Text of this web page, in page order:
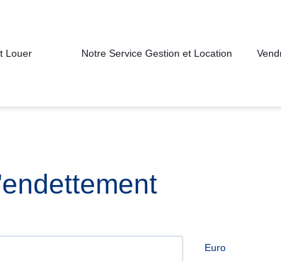
Louer Notre Service Gestion et Location
Euro